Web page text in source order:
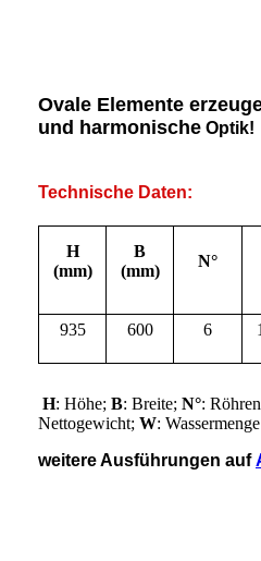
Ovale Elemente
und harmonische Optik!
Technische Daten:
H
(mm)
B
(mm)
N°
935 600 6
H: Höhe; B: Breite; N°:
Nettogewicht; W: Wassermenge
weitere Ausführungen auf